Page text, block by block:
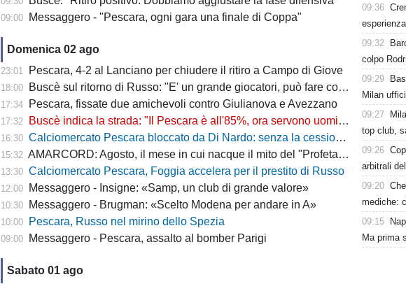
09:00 Messaggero - "Pescara, ogni gara una finale di Coppa"
Domenica 02 ago
23:01 Pescara, 4-2 al Lanciano per chiudere il ritiro a Campo di Giove
18:00 Buscè sul ritorno di Russo: "E' un grande giocatori, può fare cose importanti"
17:34 Pescara, fissate due amichevoli contro Giulianova e Avezzano
17:32 Buscè indica la strada: "Il Pescara è all'85%, ora servono uomini che vogliano davvero questa maglia"
16:30 Calciomercato Pescara bloccato da Di Nardo: senza la cessione il Delfino non può completare l’attacco
15:32 AMARCORD: Agosto, il mese in cui nacque il mito del "Profeta" Galeone
13:30 Calciomercato Pescara, Foggia accelera per il prestito di Russo
12:00 Messaggero - Insigne: «Samp, un club di grande valore»
10:30 Messaggero - Brugman: «Scelto Modena per andare in A»
10:00 Pescara, Russo nel mirino dello Spezia
09:00 Messaggero - Pescara, assalto al bomber Parigi
Sabato 01 ago
09:36
09:32
colpo
09:29
Milan
09:27
top club,
09:26
arbitrali
09:20
mediche:
09:15
Ma prima